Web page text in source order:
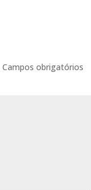
Campos obrigatórios